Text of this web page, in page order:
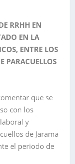
RRHH EN
EN LA
ENTRE LOS
PARACUELLOS
que se
con los
y
de Jarama
el periodo de